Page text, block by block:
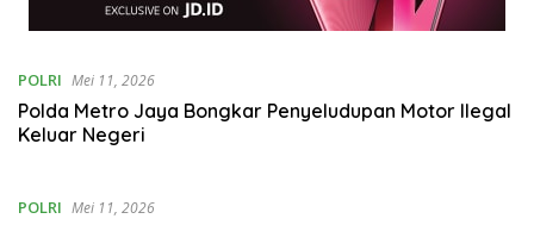
POLRI Mei 11, 2026
Polda Metro Jaya Bongkar Penyeludupan Motor Ilegal
Keluar Negeri
POLRI Mei 11, 2026